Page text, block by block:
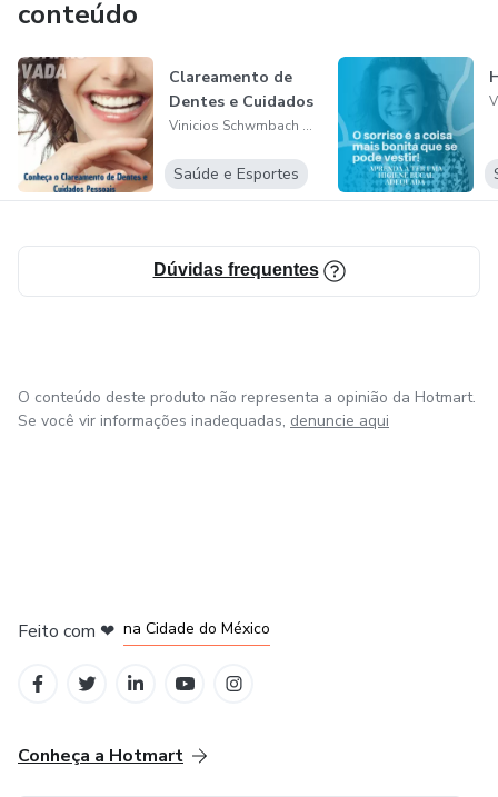
conteúdo
Clareamento de
Dentes e Cuidados
Vinicios Schwmbach Garai
Saúde e Esportes
Dúvidas frequentes
O conteúdo deste produto não representa a opinião da Hotmart.
Se você vir informações inadequadas, denuncie aqui
Feito com ❤ na Cidade do México
Conheça a Hotmart